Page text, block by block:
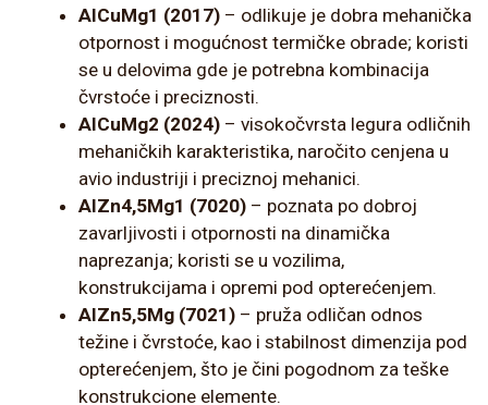
AlCuMg1 (2017) – odlikuje je dobra mehanička
otpornost i mogućnost termičke obrade; koristi
se u delovima gde je potrebna kombinacija
čvrstoće i preciznosti.
AlCuMg2 (2024) – visokočvrsta legura odličnih
mehaničkih karakteristika, naročito cenjena u
avio industriji i preciznoj mehanici.
AlZn4,5Mg1 (7020) – poznata po dobroj
zavarljivosti i otpornosti na dinamička
naprezanja; koristi se u vozilima,
konstrukcijama i opremi pod opterećenjem.
AlZn5,5Mg (7021) – pruža odličan odnos
težine i čvrstoće, kao i stabilnost dimenzija pod
opterećenjem, što je čini pogodnom za teške
konstrukcione elemente.